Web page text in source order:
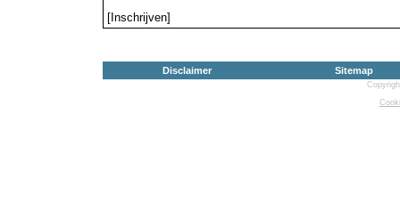
[Inschrijven]
Disclaimer Sitemap